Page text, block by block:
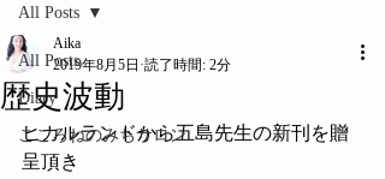
All Posts
Diary
こころねのみちサロン
All Posts
歴史波動
Aika
2019年8月5日 読了時間: 2分
ヒカルランドから五島先生の新刊を贈
呈頂き